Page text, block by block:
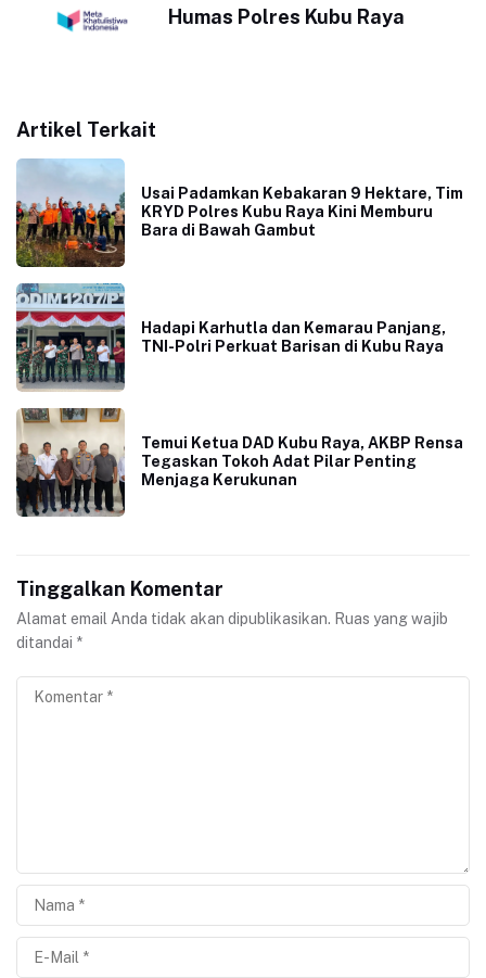
Humas Polres Kubu Raya
Artikel Terkait
Usai Padamkan Kebakaran 9 Hektare, Tim
KRYD Polres Kubu Raya Kini Memburu
Bara di Bawah Gambut
Hadapi Karhutla dan Kemarau Panjang,
TNI-Polri Perkuat Barisan di Kubu Raya
Temui Ketua DAD Kubu Raya, AKBP Rensa
Tegaskan Tokoh Adat Pilar Penting
Menjaga Kerukunan
Tinggalkan Komentar
Alamat email Anda tidak akan dipublikasikan. Ruas yang wajib
ditandai *